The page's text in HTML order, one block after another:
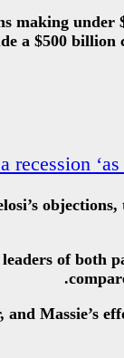
a $500
recession
of both